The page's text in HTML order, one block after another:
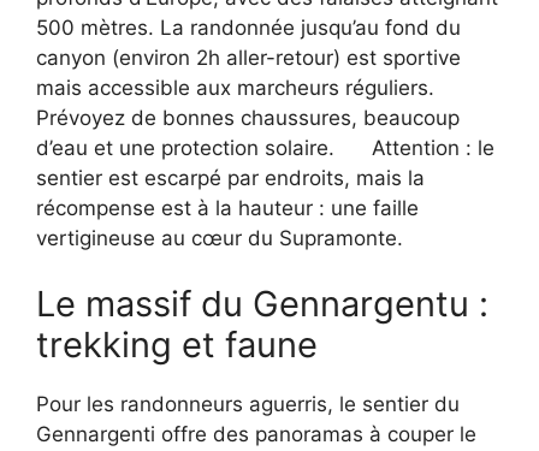
500 mètres. La randonnée jusqu’au fond du
canyon (environ 2h aller-retour) est sportive
mais accessible aux marcheurs réguliers.
Prévoyez de bonnes chaussures, beaucoup
d’eau et une protection solaire.
Attention : le
sentier est escarpé par endroits, mais la
récompense est à la hauteur : une faille
vertigineuse au cœur du Supramonte.
Le massif du Gennargentu :
trekking et faune
Pour les randonneurs aguerris, le sentier du
Gennargenti offre des panoramas à couper le